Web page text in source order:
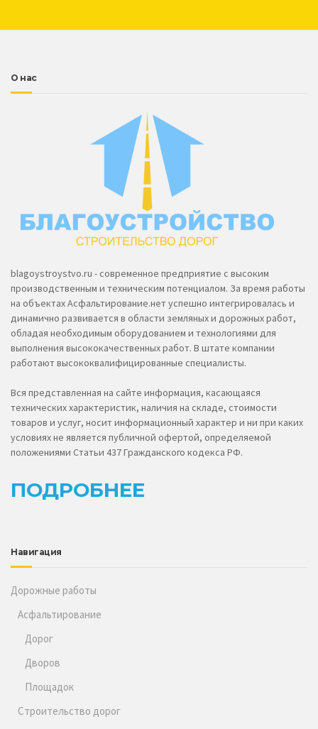
О нас
blagoystroystvo.ru - современное предприятие с высоким
производственным и техническим потенциалом. За время работы
на объектах Асфальтирование.нет успешно интегрировалась и
динамично развивается в области земляных и дорожных работ,
обладая необходимым оборудованием и технологиями для
выполнения высококачественных работ. В штате компании
работают высококвалифицированные специалисты.
Вся представленная на сайте информация, касающаяся
технических характеристик, наличия на складе, стоимости
товаров и услуг, носит информационный характер и ни при каких
условиях не является публичной офертой, определяемой
положениями Статьи 437 Гражданского кодекса РФ.
ПОДРОБНЕЕ
Навигация
Дорожные работы
Асфальтирование
Дорог
Дворов
Площадок
Строительство дорог